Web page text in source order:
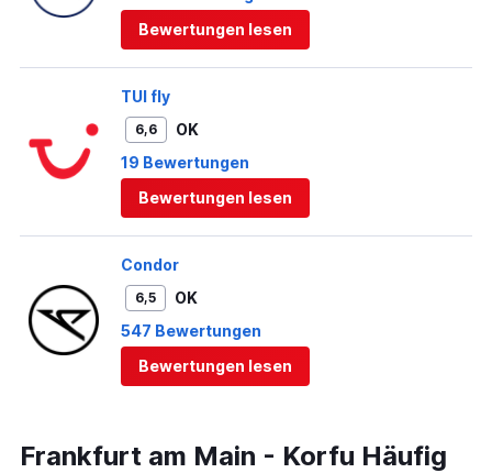
Bewertungen lesen
TUI fly
6,6
OK
19 Bewertungen
Bewertungen lesen
Condor
6,5
OK
547 Bewertungen
Bewertungen lesen
Frankfurt am Main - Korfu Häufig